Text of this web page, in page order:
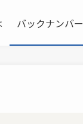
バックナンバー